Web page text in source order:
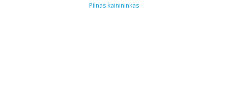
Pilnas kainininkas